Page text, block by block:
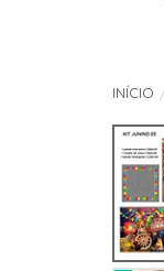
INÍCIO